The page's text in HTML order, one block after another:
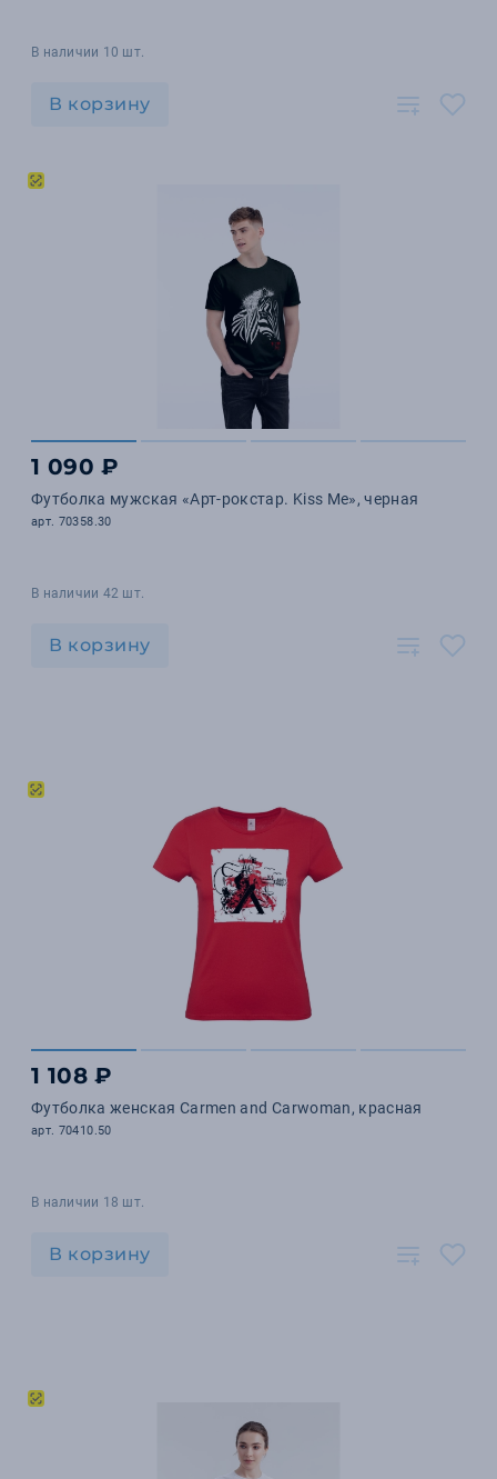
В наличии 10 шт.
В корзину
1 090 ₽
Футболка мужская «Арт-рокстар. Kiss Me», черная
арт. 70358.30
В наличии 42 шт.
В корзину
1 108 ₽
Футболка женская Carmen and Carwoman, красная
арт. 70410.50
В наличии 18 шт.
В корзину